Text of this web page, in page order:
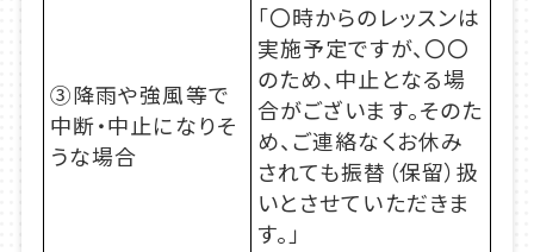
③降雨や強風等で
中断・中止になりそ
うな場合
「〇時からのレッスンは
実施予定ですが、〇〇
のため、中止となる場
合がございます。そのた
め、ご連絡なくお休み
されても振替（保留）扱
いとさせていただきま
す。」